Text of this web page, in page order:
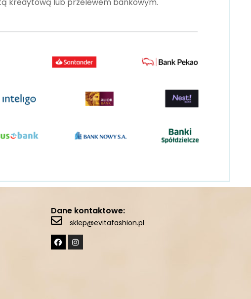
kredytową lub przelewem bankowym.
Dane kontaktowe:
sklep@evitafashion.pl